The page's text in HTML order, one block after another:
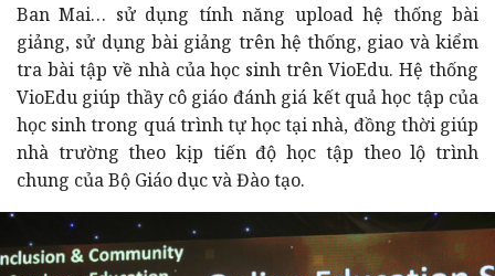
Ban Mai… sử dụng tính năng upload hệ thống bài
giảng, sử dụng bài giảng trên hệ thống, giao và kiểm
tra bài tập về nhà của học sinh trên VioEdu. Hệ thống
VioEdu giúp thầy cô giáo đánh giá kết quả học tập của
học sinh trong quá trình tự học tại nhà, đồng thời giúp
nhà trường theo kịp tiến độ học tập theo lộ trình
chung của Bộ Giáo dục và Đào tạo.